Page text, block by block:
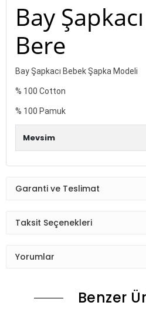
Bay
Bere
Bay Şapkacı Bebek Şapka Modeli
% 100 Cotton
% 100 Pamuk
Mevsim
Garanti ve Teslimat
Taksit Seçenekleri
Yorumlar
Benzer